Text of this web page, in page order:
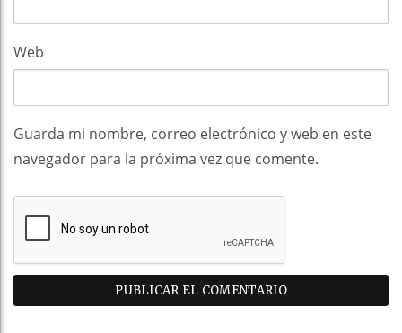
Web
Guarda mi nombre, correo electrónico y web en este
navegador para la próxima vez que comente.